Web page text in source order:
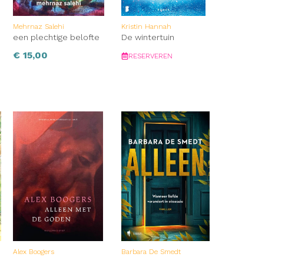
Mehrnaz Salehi
een plechtige belofte
€ 15,00
Kristin Hannah
De wintertuin
RESERVEREN
Alex Boogers Barbara De Smedt